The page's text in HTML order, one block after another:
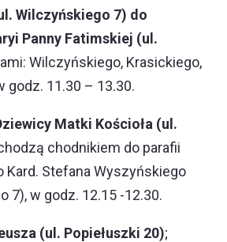
Wilczyńskiego 7) do
Panny Fatimskiej (ul.
Wilczyńskiego, Krasickiego,
godz. 11.30 – 13.30.
Matki Kościoła (ul.
chodnikiem do parafii
Kard. Stefana Wyszyńskiego
7), w godz. 12.15 -12.30.
(ul. Popiełuszki 20);